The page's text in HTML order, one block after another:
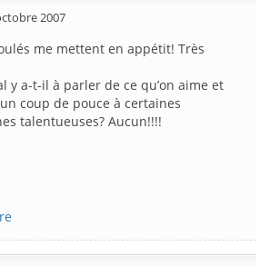
2007
me mettent en appétit! Très
y a-t-il à parler de ce qu’on aime et
coup de pouce à certaines
talentueuses? Aucun!!!!